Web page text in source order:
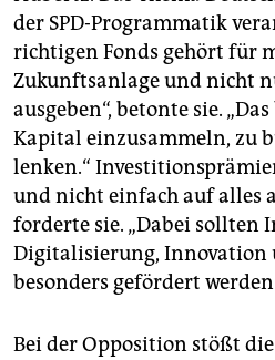
der SPD-Programmatik
richtigen Fonds gehört für
Zukunftsanlage und nicht
ausgeben“, betonte sie.
Kapital einzusammeln, zu
lenken.“
und nicht einfach auf alles
forderte sie. „Dabei sollten
Digitalisierung,
besonders gefördert
Bei der Opposition stößt